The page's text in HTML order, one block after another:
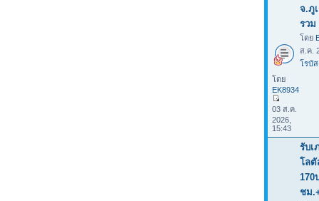
จ.ภู
รวม
โดย
ส.ค.
โรบั
โดย
EK8934
03 ส.ค.
2026,
15:43
รับเ
โลตั
170
ชม